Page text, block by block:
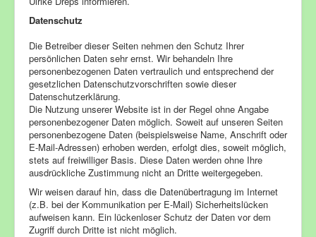
Unser Schulprogramm
Unsere Betreuungskonzepte
Datenschutz
Die Betreiber dieser Seiten nehmen den Schutz Ihrer
persönlichen Daten sehr ernst. Wir behandeln Ihre
personenbezogenen Daten vertraulich und entsprechend der
gesetzlichen Datenschutzvorschriften sowie dieser
Datenschutzerklärung.
Die Nutzung unserer Website ist in der Regel ohne Angabe
personenbezogener Daten möglich. Soweit auf unseren Seiten
personenbezogene Daten (beispielsweise Name, Anschrift oder
E-Mail-Adressen) erhoben werden, erfolgt dies, soweit möglich,
stets auf freiwilliger Basis. Diese Daten werden ohne Ihre
ausdrückliche Zustimmung nicht an Dritte weitergegeben.
Wir weisen darauf hin, dass die Datenübertragung im Internet
(z.B. bei der Kommunikation per E-Mail) Sicherheitslücken
aufweisen kann. Ein lückenloser Schutz der Daten vor dem
Zugriff durch Dritte ist nicht möglich.